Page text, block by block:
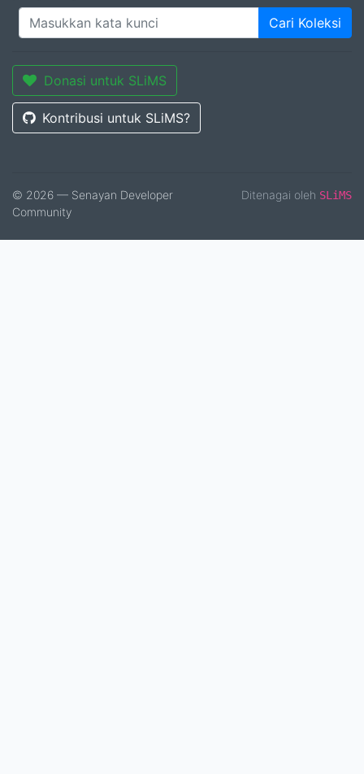
Cari Koleksi
Donasi untuk SLiMS
Kontribusi untuk SLiMS?
© 2026 — Senayan Developer
Community
Ditenagai oleh SLiMS